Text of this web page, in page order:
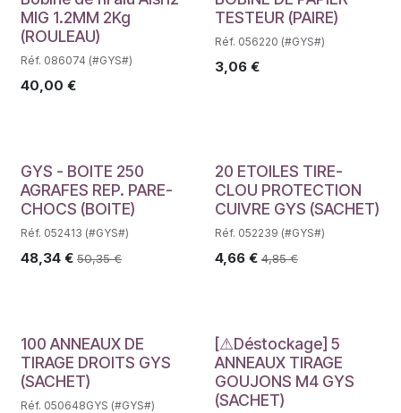
MIG 1.2MM 2Kg
(ROULEAU)
Réf. 086074 (#GYS#)
40,00 €
TESTEUR (PAIRE)
Réf. 056220 (#GYS#)
3,06€
GYS - BOITE 250
AGRAFES REP. PARE-
CHOCS (BOITE)
Réf. 052413 (#GYS#)
48,34 € 50,35€
20 ETOILES TIRE-
CLOU PROTECTION
CUIVRE GYS (SACHET)
Réf. 052239 (#GYS#)
4,66€ 4,85€
100 ANNEAUX DE
TIRAGE DROITS GYS
(SACHET)
Réf. 050648GYS (#GYS#)
Déstockage
[⚠Déstockage] 5
ANNEAUX TIRAGE
GOUJONS M4 GYS
(SACHET)